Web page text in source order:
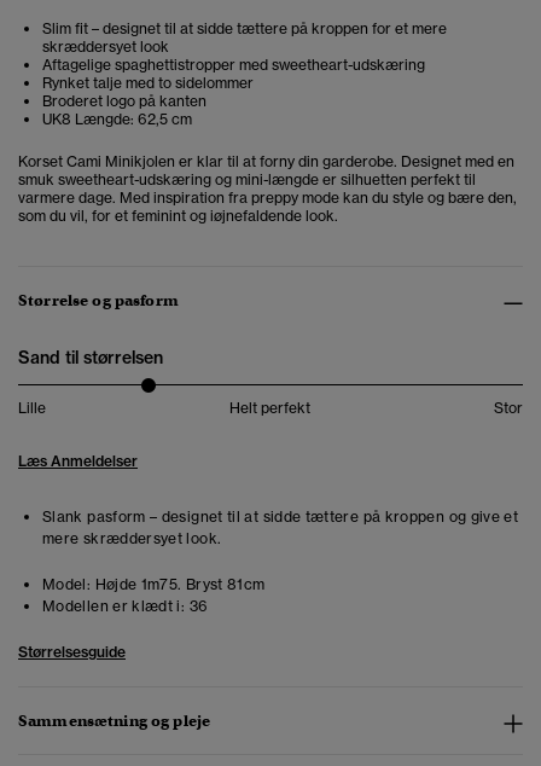
Slim fit – designet til at sidde tættere på kroppen for et mere
skræddersyet look
Aftagelige spaghettistropper med sweetheart-udskæring
Rynket talje med to sidelommer
Broderet logo på kanten
UK8 Længde: 62,5 cm
Korset Cami Minikjolen er klar til at forny din garderobe. Designet med en
smuk sweetheart-udskæring og mini-længde er silhuetten perfekt til
varmere dage. Med inspiration fra preppy mode kan du style og bære den,
som du vil, for et feminint og iøjnefaldende look.
Størrelse og pasform
Sand til størrelsen
Lille Helt perfekt Stor
Læs Anmeldelser
Slank pasform – designet til at sidde tættere på kroppen og give et
mere skræddersyet look.
Model: Højde 1m75. Bryst 81cm
Modellen er klædt i: 36
Størrelsesguide
Sammensætning og pleje